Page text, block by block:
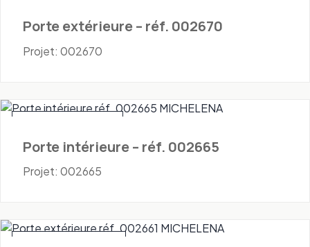
Porte extérieure – réf. 002670
Projet: 002670
Porte intérieure – réf. 002665
Projet: 002665